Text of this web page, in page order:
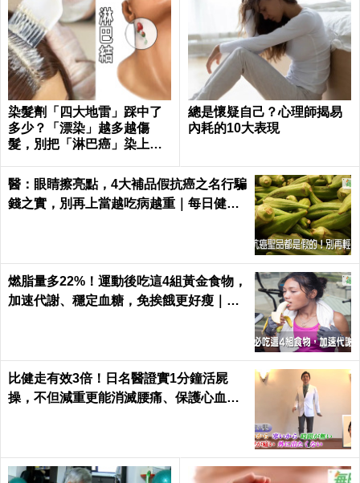
染髮劑「四大地雷」踩中了
多少？「漂染」越多越傷
髮，別把「淋巴癌」染上
總是懷疑自己？心理師揭易
內耗的10大表現
醫：眼睛擦亮點，4大補品假抗癌之名行騙
錢之實，別再上當越吃病越重｜每日健康
燃脂量多22%！運動後吃這4組黃金食物，
加速代謝、穩定血糖，免挨餓更好瘦｜每
比健走有效3倍！日名醫證實1分鐘活屍
操，不但減重更能消滅腰痛、保護心血管